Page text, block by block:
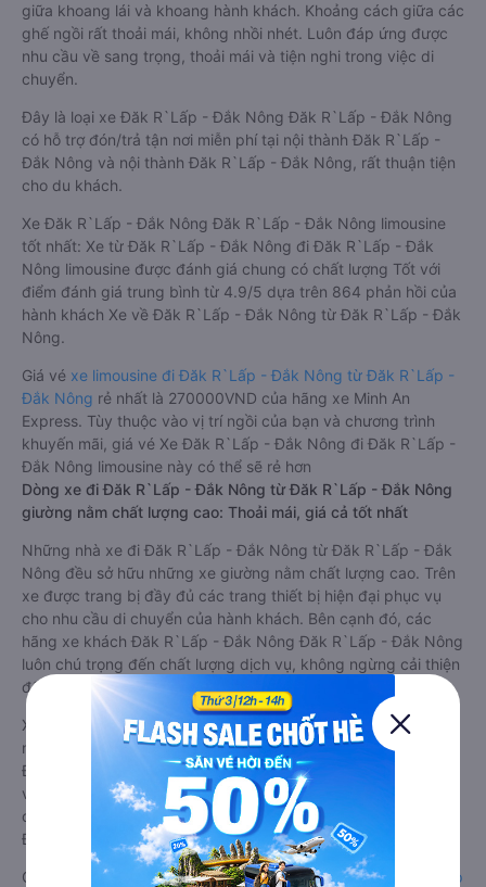
giữa khoang lái và khoang hành khách. Khoảng cách giữa các
ghế ngồi rất thoải mái, không nhồi nhét. Luôn đáp ứng được
nhu cầu về sang trọng, thoải mái và tiện nghi trong việc di
chuyển.
Đây là loại xe Đăk R`Lấp - Đắk Nông Đăk R`Lấp - Đắk Nông
có hỗ trợ đón/trả tận nơi miễn phí tại nội thành Đăk R`Lấp -
Đắk Nông và nội thành Đăk R`Lấp - Đắk Nông, rất thuận tiện
cho du khách.
Xe Đăk R`Lấp - Đắk Nông Đăk R`Lấp - Đắk Nông limousine
tốt nhất: Xe từ Đăk R`Lấp - Đắk Nông đi Đăk R`Lấp - Đắk
Nông limousine được đánh giá chung có chất lượng Tốt với
điểm đánh giá trung bình từ 4.9/5 dựa trên 864 phản hồi của
hành khách Xe về Đăk R`Lấp - Đắk Nông từ Đăk R`Lấp - Đắk
Nông.
Giá vé xe limousine đi Đăk R`Lấp - Đắk Nông từ Đăk R`Lấp -
Đắk Nông rẻ nhất là 270000VND của hãng xe Minh An
Express. Tùy thuộc vào vị trí ngồi của bạn và chương trình
khuyến mãi, giá vé Xe Đăk R`Lấp - Đắk Nông đi Đăk R`Lấp -
Đắk Nông limousine này có thể sẽ rẻ hơn
Dòng xe đi Đăk R`Lấp - Đắk Nông từ Đăk R`Lấp - Đắk Nông
giường nằm chất lượng cao: Thoải mái, giá cả tốt nhất
Những nhà xe đi Đăk R`Lấp - Đắk Nông từ Đăk R`Lấp - Đắk
Nông đều sở hữu những xe giường nằm chất lượng cao. Trên
xe được trang bị đầy đủ các trang thiết bị hiện đại phục vụ
cho nhu cầu di chuyển của hành khách. Bên cạnh đó, các
hãng xe khách Đăk R`Lấp - Đắk Nông Đăk R`Lấp - Đắk Nông
luôn chú trọng đến chất lượng dịch vụ, không ngừng cải thiện
để mang đến trải nghiệm hoàn hảo cho hành khách.
Xe Đăk R`Lấp - Đắk Nông Đăk R`Lấp - Đắk Nông giường
nằm tốt nhất: Xe từ Đăk R`Lấp - Đắk Nông đi Đăk R`Lấp -
Đắk Nông giường nằm được đánh giá chung chất lượng Tốt
với điểm đánh giá trung bình từ 4.8/5 dựa trên 1350 phản hồi
của hành khách Xe về Đăk R`Lấp - Đắk Nông từ Đăk R`Lấp -
Đắk Nông.
Giá vé
xe giường nằm đi Đăk R`Lấp - Đắk Nông từ Đăk R`Lấp